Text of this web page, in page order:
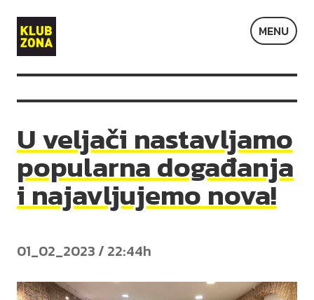
Klub
Zona
MENU
U veljači nastavljamo
popularna događanja
i najavljujemo nova!
01_02_2023 / 22:44h